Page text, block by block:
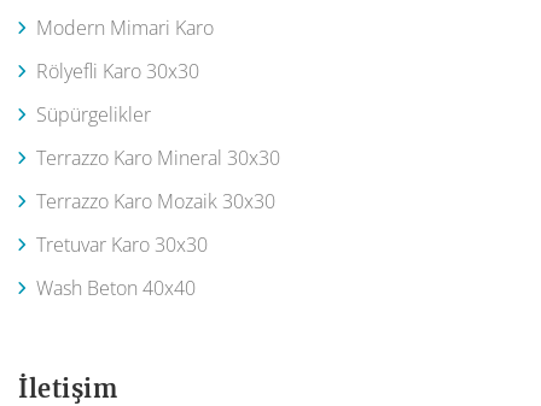
Modern Mimari Karo
Rölyefli Karo 30x30
Süpürgelikler
Terrazzo Karo Mineral 30x30
Terrazzo Karo Mozaik 30x30
Tretuvar Karo 30x30
Wash Beton 40x40
İletişim